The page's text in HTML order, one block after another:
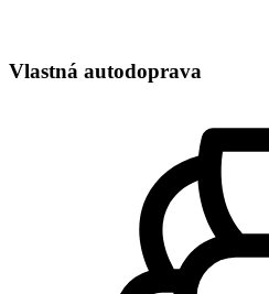
Vlastná autodoprava